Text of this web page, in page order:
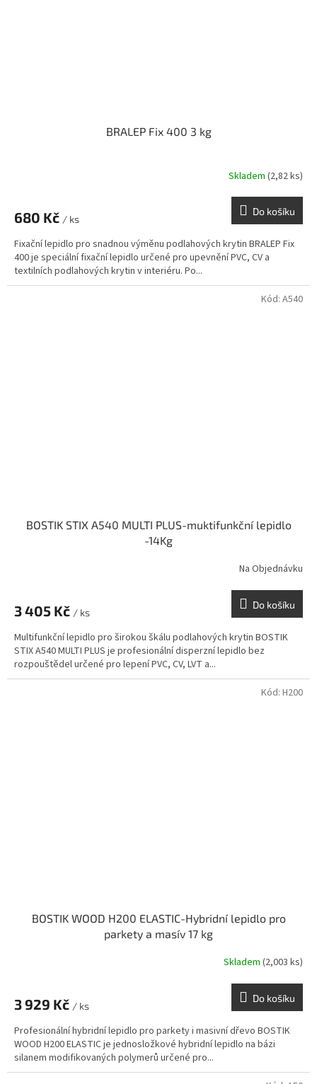
BRALEP Fix 400 3 kg
Skladem (2,82 ks)
680 Kč / ks
Do košíku
Fixační lepidlo pro snadnou výměnu podlahových krytin BRALEP Fix
400 je speciální fixační lepidlo určené pro upevnění PVC, CV a
textilních podlahových krytin v interiéru. Po...
BOSTIK STIX A540 MULTI PLUS-muktifunkční lepidlo
-14Kg
Na Objednávku
3 405 Kč / ks
Do košíku
Multifunkční lepidlo pro širokou škálu podlahových krytin BOSTIK
STIX A540 MULTI PLUS je profesionální disperzní lepidlo bez
rozpouštědel určené pro lepení PVC, CV, LVT a...
Kód: A540
BOSTIK WOOD H200 ELASTIC-Hybridní lepidlo pro
parkety a masív 17 kg
Skladem (2,003 ks)
3 929 Kč / ks
Do košíku
Profesionální hybridní lepidlo pro parkety i masivní dřevo BOSTIK
WOOD H200 ELASTIC je jednosložkové hybridní lepidlo na bázi
silanem modifikovaných polymerů určené pro...
Kód: H200